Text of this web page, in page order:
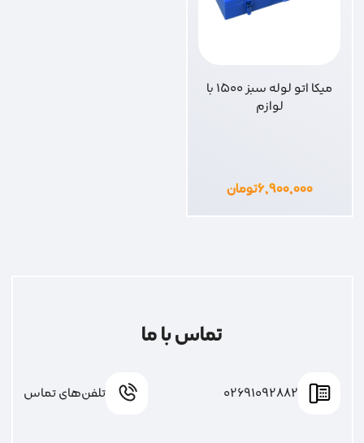
میکا اتو لوله سبز 1500 با
لوازم
۶,۹۰۰,۰۰۰تومان
تماس با ما
02691092882 تلفن‌های تماس